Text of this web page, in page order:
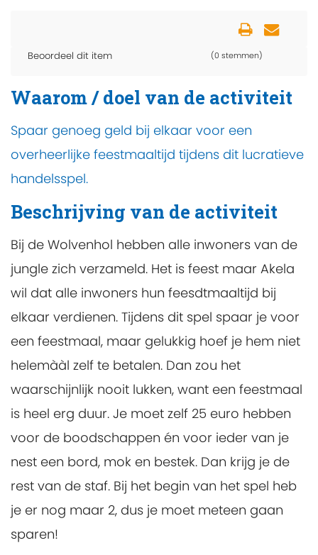
Beoordeel dit item (0 stemmen)
Waarom / doel van de activiteit
Spaar genoeg geld bij elkaar voor een
overheerlijke feestmaaltijd tijdens dit lucratieve
handelsspel.
Beschrijving van de activiteit
Bij de Wolvenhol hebben alle inwoners van de
jungle zich verzameld. Het is feest maar Akela
wil dat alle inwoners hun feesdtmaaltijd bij
elkaar verdienen. Tijdens dit spel spaar je voor
een feestmaal, maar gelukkig hoef je hem niet
helemààl zelf te betalen. Dan zou het
waarschijnlijk nooit lukken, want een feestmaal
is heel erg duur. Je moet zelf 25 euro hebben
voor de boodschappen én voor ieder van je
nest een bord, mok en bestek. Dan krijg je de
rest van de staf. Bij het begin van het spel heb
je er nog maar 2, dus je moet meteen gaan
sparen!